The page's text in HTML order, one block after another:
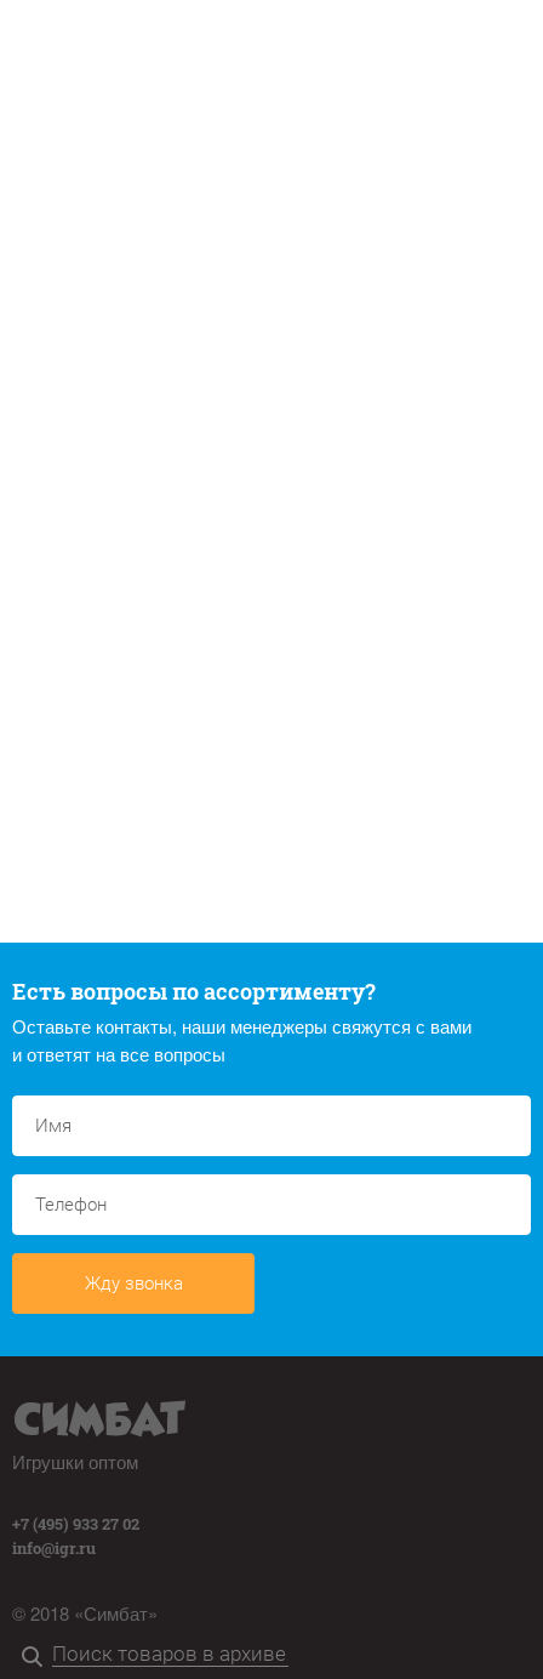
Есть вопросы по ассортименту?
Оставьте контакты, наши менеджеры свяжутся с вами
и ответят на все вопросы
Жду звонка
Игрушки оптом
+7 (495) 933 27 02
info@igr.ru
© 2018 «Симбат»